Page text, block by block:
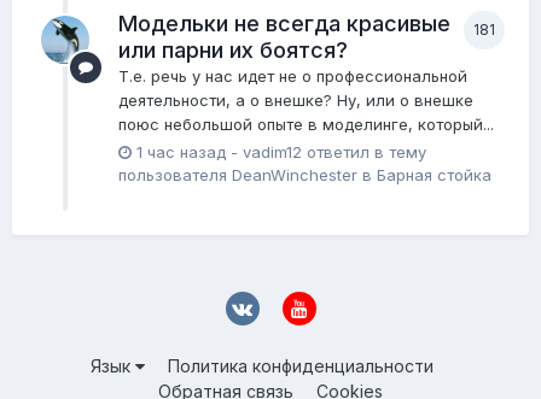
181
Модельки не всегда красивые
или парни их боятся?
Т.е. речь у нас идет не о профессиональной
деятельности, а о внешке? Ну, или о внешке
поюс небольшой опыте в моделинге, который...
1 час назад - vadim12 ответил в тему
пользователя DeanWinchester в Барная стойка
Язык
Политика конфиденциальности
Обратная связь
Cookies